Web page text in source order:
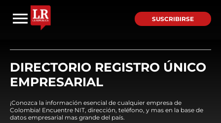
SUSCRIBIRSE
DIRECTORIO REGISTRO ÚNICO
EMPRESARIAL
¡Conozca la información esencial de cualquier empresa de
Colombia! Encuentre NIT, dirección, teléfono, y mas en la base de
datos empresarial mas grande del país.